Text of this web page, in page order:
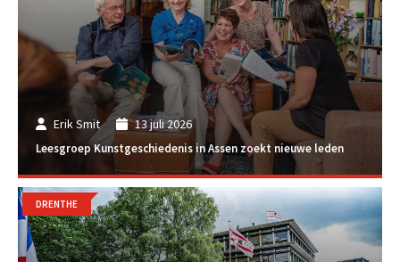
Erik Smit 13 juli 2026
Leesgroep Kunstgeschiedenis in Assen zoekt nieuwe leden
DRENTHE